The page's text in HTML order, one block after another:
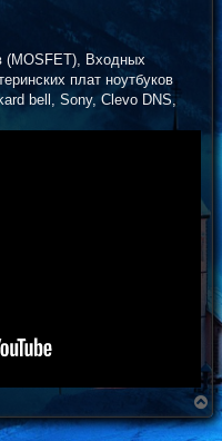
(MOSFET), Входных
плат ноутбуков
bell, Sony, Clevo DNS,
е
р